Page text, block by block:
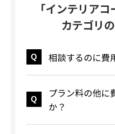
｢インテリアコ
カテゴリ
相談するのに費
プラン料の他に
か？